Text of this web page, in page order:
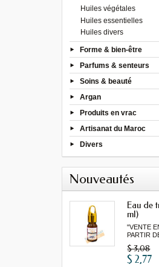
Huiles végétales
Huiles essentielles
Huiles divers
Forme & bien-être
Parfums & senteurs
Soins & beauté
Argan
Produits en vrac
Artisanat du Maroc
Divers
Nouveautés
Eau de
ml)
"VENTE
PARTIR
$ 3,08
$ 2,77